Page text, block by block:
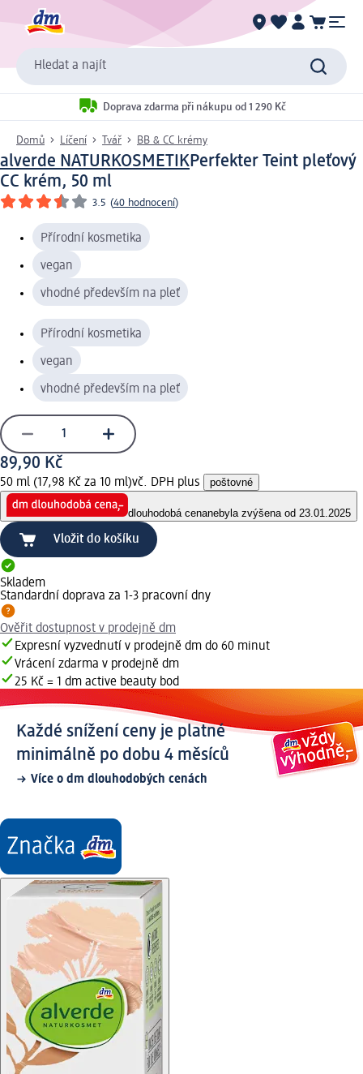
Hledat a najít
Doprava zdarma při nákupu od 1 290 Kč
Domů Líčení Tvář BB & CC krémy
alverde NATURKOSMETIKPerfekter Teint pleťový
CC krém, 50 ml
3.5 (40 hodnocení)
Přírodní kosmetika
vegan
vhodné především na pleť
Přírodní kosmetika
vegan
vhodné především na pleť
89,90 Kč
50 ml (17,98 Kč za 10 ml)vč. DPH plus poštovné
dlouhodobá cenanebyla zvýšena od 23.01.2025
Vložit do košíku
Skladem
Standardní doprava za 1-3 pracovní dny
Ověřit dostupnost v prodejně dm
Expresní vyzvednutí v prodejně dm do 60 minut
Vrácení zdarma v prodejně dm
25 Kč = 1 dm active beauty bod
Každé snížení ceny je platné
minimálně po dobu 4 měsíců
Více o dm dlouhodobých cenách